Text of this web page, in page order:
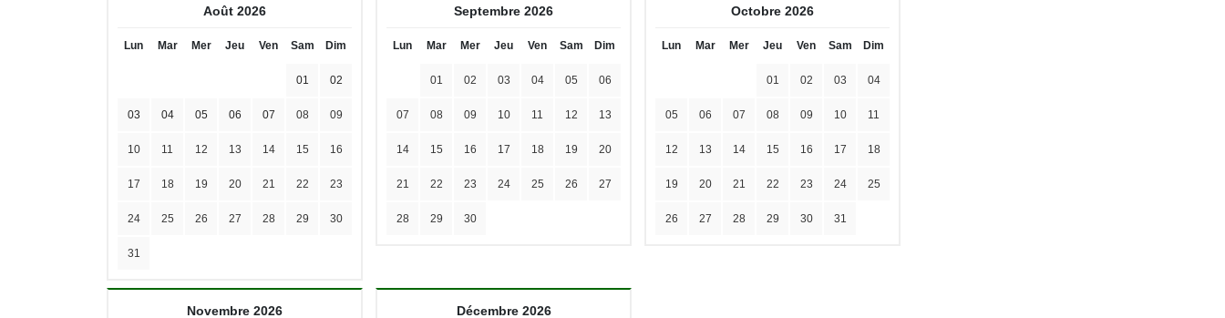
Août 2026
Lun Mar Mer Jeu Ven Sam Dim
01 02
03 04 05 06 07 08 09
10 11 12 13 14 15 16
17 18 19 20 21 22 23
24 25 26 27 28 29 30
31
Septembre 2026
Lun Mar Mer Jeu Ven Sam Dim
01 02 03 04 05 06
07 08 09 10 11 12 13
14 15 16 17 18 19 20
21 22 23 24 25 26 27
28 29 30
Octobre 2026
Lun Mar Mer Jeu Ven Sam Dim
01 02 03 04
05 06 07 08 09 10 11
12 13 14 15 16 17 18
19 20 21 22 23 24 25
26 27 28 29 30 31
Novembre 2026 Décembre 2026